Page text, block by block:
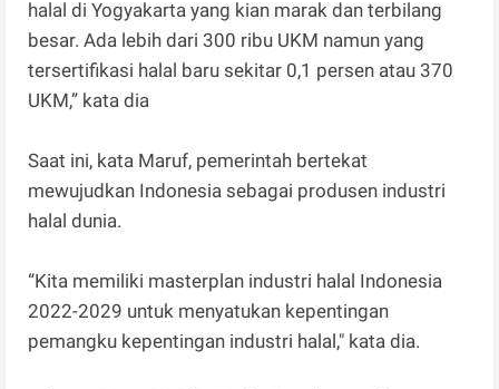
halal di Yogyakarta yang kian marak dan terbilang
besar. Ada lebih dari 300 ribu UKM namun yang
tersertifikasi halal baru sekitar 0,1 persen atau 370
UKM,” kata dia
Saat ini, kata Maruf, pemerintah bertekat
mewujudkan Indonesia sebagai produsen industri
halal dunia.
“Kita memiliki masterplan industri halal Indonesia
2022-2029 untuk menyatukan kepentingan
pemangku kepentingan industri halal," kata dia.